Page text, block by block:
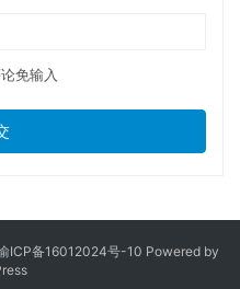
免输入
ICP备16012024号-10 Powered by